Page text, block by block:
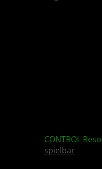
CONTROL
spielbar